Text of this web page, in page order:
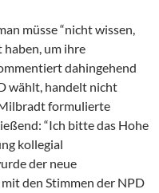
müsse “nicht wissen,
um ihre
dahingehend
wählt, handelt nicht
Milbradt formulierte
“Ich bitte das Hohe
kollegial
der neue
den Stimmen der NPD